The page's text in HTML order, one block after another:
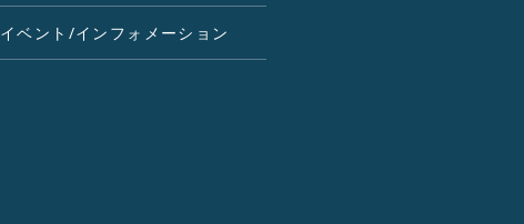
イベント/インフォメーション